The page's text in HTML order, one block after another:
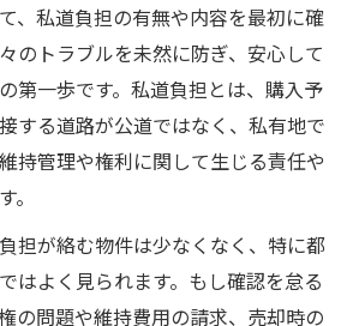
、私道負担の有無や内容を最初に確
のトラブルを未然に防ぎ、安心して
第一歩です。私道負担とは、購入予
する道路が公道ではなく、私有地で
持管理や権利に関して生じる責任や
。
担が絡む物件は少なくなく、特に都
はよく見られます。もし確認を怠る
の問題や維持費用の請求、売却時の